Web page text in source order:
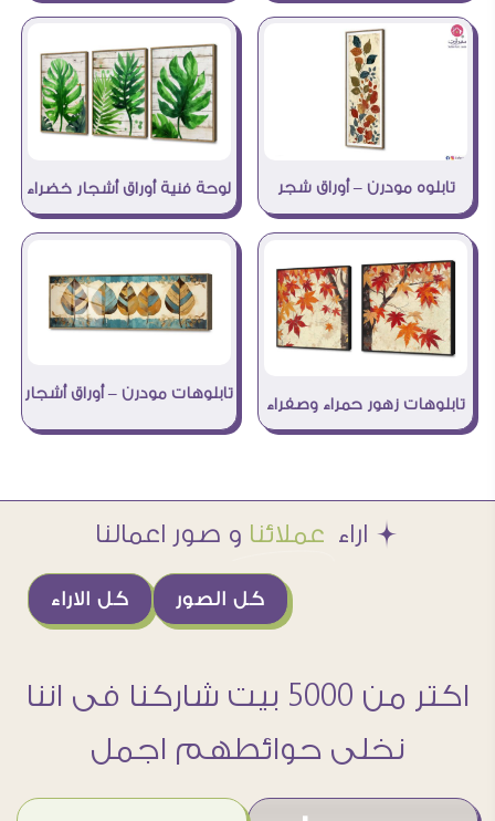
تابلوه مودرن – أوراق شجر لوحة فنية أوراق أشجار خضراء
تابلوهات زهور حمراء وصفراء
تابلوهات مودرن – أوراق أشجار
Æ اراء عملائنا و صور اعمالنا
كل الاراء كل الصور
اكتر من 5000 بيت شاركنا فى اننا
نخلى حوائطهم اجمل